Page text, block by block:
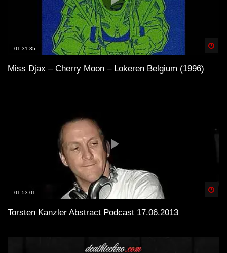
01:31:35
Miss Djax – Cherry Moon – Lokeren Belgium (1996)
01:53:01
Torsten Kanzler Abstract Podcast 17.06.2013